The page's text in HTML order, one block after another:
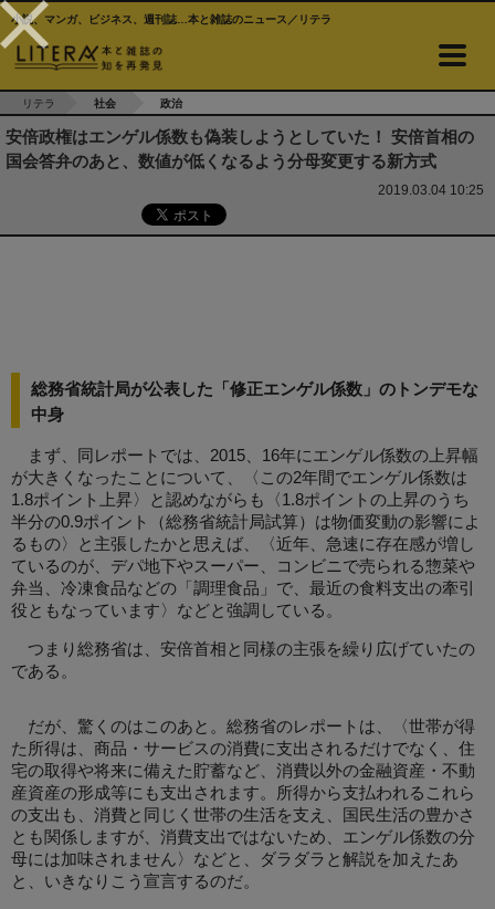
小説、マンガ、ビジネス、週刊誌…本と雑誌のニュース／リテラ
リテラ 社会 政治
安倍政権はエンゲル係数も偽装しようとしていた！ 安倍首相の
国会答弁のあと、数値が低くなるよう分母変更する新方式
2019.03.04 10:25
総務省統計局が公表した「修正エンゲル係数」のトンデモな
中身
まず、同レポートでは、2015、16年にエンゲル係数の上昇幅
が大きくなったことについて、〈この2年間でエンゲル係数は
1.8ポイント上昇〉と認めながらも〈1.8ポイントの上昇のうち
半分の0.9ポイント（総務省統計局試算）は物価変動の影響によ
るもの〉と主張したかと思えば、〈近年、急速に存在感が増し
ているのが、デパ地下やスーパー、コンビニで売られる惣菜や
弁当、冷凍食品などの「調理食品」で、最近の食料支出の牽引
役ともなっています〉などと強調している。
つまり総務省は、安倍首相と同様の主張を繰り広げていたの
である。
だが、驚くのはこのあと。総務省のレポートは、〈世帯が得
た所得は、商品・サービスの消費に支出されるだけでなく、住
宅の取得や将来に備えた貯蓄など、消費以外の金融資産・不動
産資産の形成等にも支出されます。所得から支払われるこれら
の支出も、消費と同じく世帯の生活を支え、国民生活の豊かさ
とも関係しますが、消費支出ではないため、エンゲル係数の分
母には加味されません〉などと、ダラダラと解説を加えたあ
と、いきなりこう宣言するのだ。